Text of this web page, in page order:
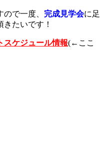
で一度、 完成見学会に足
たいです！
スケジュール情報(←ここ